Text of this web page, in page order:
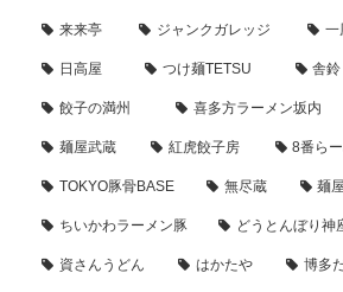
来来亭 ジャンクガレッジ 一
日高屋 つけ麺TETSU 舎鈴
餃子の満州 喜多方ラーメン坂内
麺屋武蔵 紅虎餃子房 8番ら
TOKYO豚骨BASE 無尽蔵 麺
ちいかわラーメン豚 どうとんぼり神
資さんうどん はかたや 博多